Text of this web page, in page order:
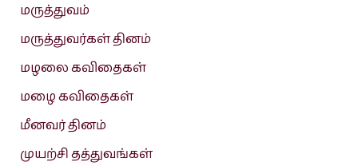
மருத்துவம்
மருத்துவர்கள் தினம்
மழலை கவிதைகள்
மழை கவிதைகள்
மீனவர் தினம்
முயற்சி தத்துவங்கள்